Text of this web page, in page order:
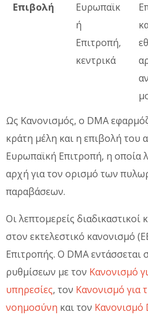
Επιβολή
Ευρωπαϊκ
ή
Επιτροπή,
κεντρικά
Ως Κανονισμός, ο DMA
κράτη μέλη και η επιβολή του
Ευρωπαϊκή Επιτροπή, η οποία
αρχή για τον ορισμό των
παραβάσεων.
Οι λεπτομερείς
στον εκτελεστικό κανονισμό
Επιτροπής. Ο DMA εντάσσεται
ρυθμίσεων με τον Κανονισμό
υπηρεσίες, τον Κανονισμό για
νοημοσύνη και τον Κανονισμό